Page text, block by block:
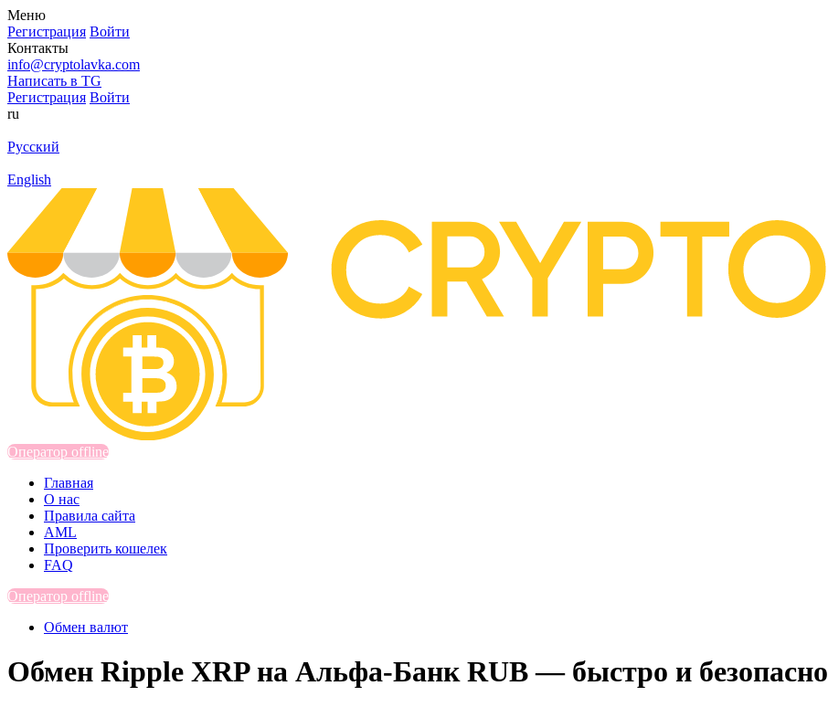
Меню
Регистрация Войти
Контакты
info@cryptolavka.com
Написать в TG
Регистрация Войти
ru
Русский
English
Оператор offline
Главная
О нас
Правила сайта
AML
Проверить кошелек
FAQ
Оператор offline
Обмен валют
Обмен Ripple XRP на Альфа-Банк RUB — быстро и безопасно